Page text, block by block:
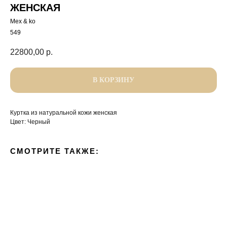
ЖЕНСКАЯ
Mex & ko
549
22800,00 р.
В КОРЗИНУ
Куртка из натуральной кожи женская
Цвет: Черный
СМОТРИТЕ ТАКЖЕ: